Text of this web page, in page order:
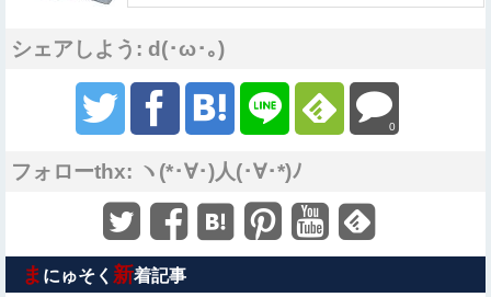
シェアしよう: d(･ω･｡)
0
フォローthx: ヽ(*･∀･)人(･∀･*)ﾉ
ま にゅそく 新着記事